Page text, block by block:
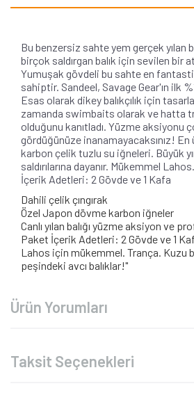
Bu benzersiz sahte yem gerçek yılan
birçok saldırgan balık için sevilen bir
Yumuşak gövdeli bu sahte en
sahiptir. Sandeel, Savage Gear'ın ilk
Esas olarak dikey balıkçılık için
zamanda swimbaits olarak ve hatta
olduğunu kanıtladı. Yüzme aksiyonu
gördüğünüze inanamayacaksınız!
karbon çelik tuzlu su iğneleri. Büyük
saldırılarına dayanır. Mükemmel
İçerik Adetleri: 2 Gövde ve 1 Kafa
Dahili çelik çıngırak
Özel Japon dövme karbon iğneler
Canlı yılan balığı yüzme aksiyon ve
Paket İçerik Adetleri: 2 Gövde ve 1
Lahos için mükemmel. Trança. Kuzu
peşindeki avcı balıklar!"
Ürün Yorumları
Taksit Seçenekleri